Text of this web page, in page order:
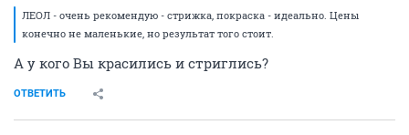
ЛЕОЛ - очень рекомендую - стрижка, покраска - идеально. Цены
конечно не маленькие, но результат того стоит.
А у кого Вы красились и стриглись?
ОТВЕТИТЬ